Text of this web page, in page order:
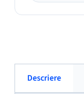
Descriere